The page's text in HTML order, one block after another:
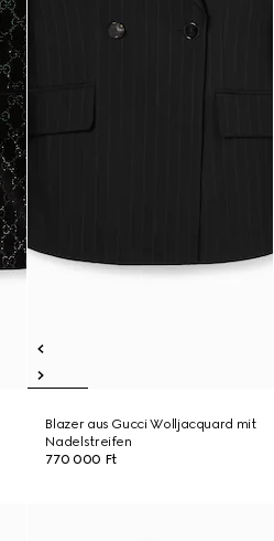
Blazer aus Gucci Wolljacquard mit
Nadelstreifen
770 000 Ft